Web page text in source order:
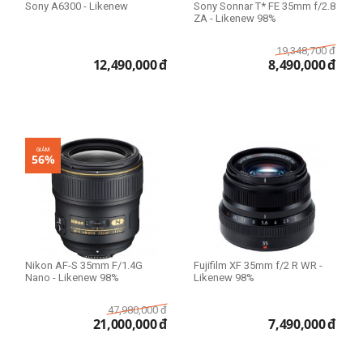
64GB
83x
Ổ cứng SSD
128GB
256GB
512GB
1TB
Sony A6300 - Likenew
12,490,000đ
Sony Sonnar T* FE 35mm f/2.8
ZA - Likenew 98%
19,348,700 đ
8,490,000đ
GIẢM
56%
Nikon AF-S 35mm F/1.4G
Nano - Likenew 98%
47,980,000 đ
21,000,000đ
Fujifilm XF 35mm f/2 R WR -
Likenew 98%
7,490,000đ